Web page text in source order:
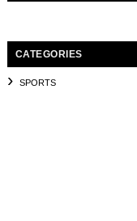
CATEGORIES
SPORTS